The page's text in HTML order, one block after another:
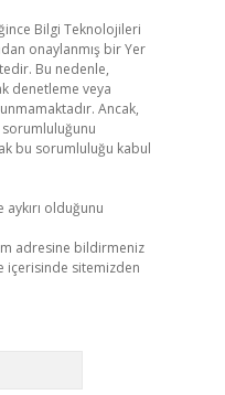
Bilgi Teknolojileri
onaylanmış bir Yer
Bu nedenle,
denetleme veya
Ancak,
sorumluluğunu
bu sorumluluğu kabul
olduğunu
adresine bildirmeniz
içerisinde sitemizden